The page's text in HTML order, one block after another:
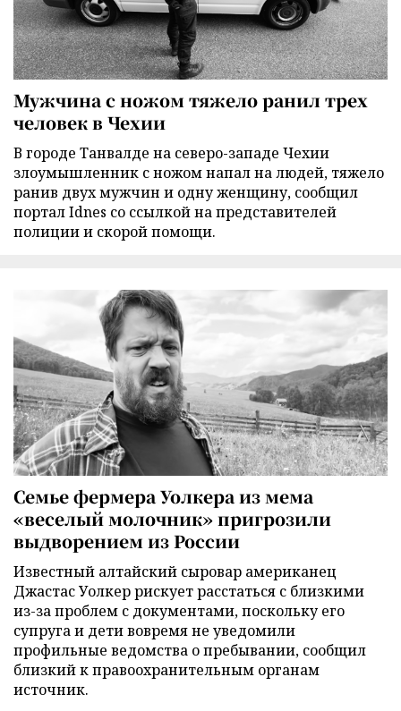
Мужчина с ножом тяжело ранил трех
человек в Чехии
В городе Танвалде на северо-западе Чехии
злоумышленник с ножом напал на людей, тяжело
ранив двух мужчин и одну женщину, сообщил
портал Idnes со ссылкой на представителей
полиции и скорой помощи.
Семье фермера Уолкера из мема
«веселый молочник» пригрозили
выдворением из России
Известный алтайский сыровар американец
Джастас Уолкер рискует расстаться с близкими
из-за проблем с документами, поскольку его
супруга и дети вовремя не уведомили
профильные ведомства о пребывании, сообщил
близкий к правоохранительным органам
источник.